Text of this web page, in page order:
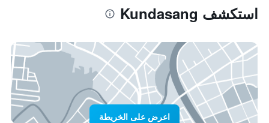
استكشف Kundasang
اعرض على الخريطة